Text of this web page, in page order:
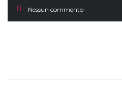
Nessun commento